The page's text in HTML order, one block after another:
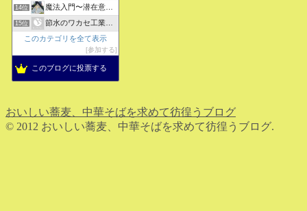
14位 魔法入門〜潜在意識〜真を見抜く秘法〜
15位
節水のワカセ工業のブログ
このカテゴリを全て表示
参加する
このブログに投票する
おいしい蕎麦、中華そばを求めて彷徨うブログ
© 2012 おいしい蕎麦、中華そばを求めて彷徨うブログ.